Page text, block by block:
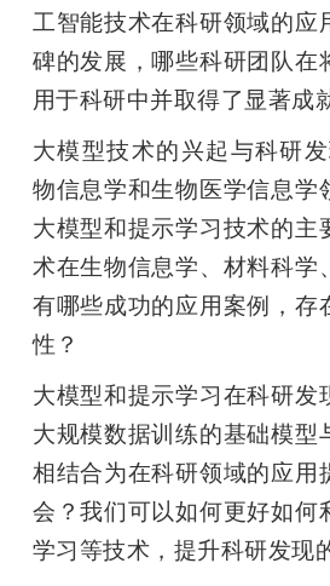
工智能技术在科研领域的应
碑的发展，哪些科研团队在
用于科研中并取得了显著成
大模型技术的兴起与科研
物信息学和生物医学信息学
大模型和提示学习技术的主
术在生物信息学、材料科学
有哪些成功的应用案例，存
性？
大模型和提示学习在科研发
大规模数据训练的基础模型
相结合为在科研领域的应用
会？我们可以如何更好如何
学习等技术，提升科研发现